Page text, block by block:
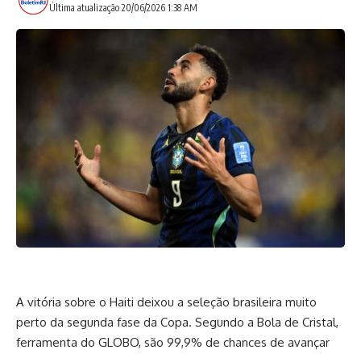
Última atualização 20/06/2026 1:38 AM
A vitória sobre o Haiti deixou a seleção brasileira muito
perto da segunda fase da Copa. Segundo a Bola de Cristal,
ferramenta do GLOBO, são 99,9% de chances de avançar